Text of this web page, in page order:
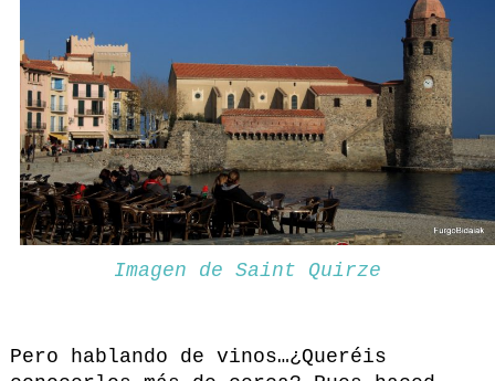
Imagen de Saint Quirze
Pero hablando de vinos…¿Queréis